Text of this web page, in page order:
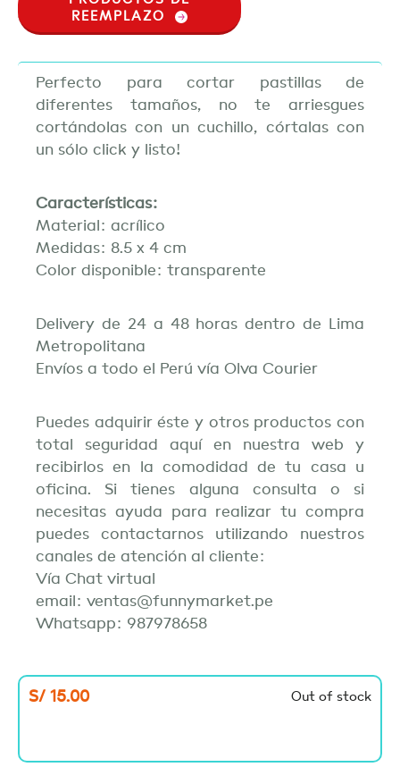
REEMPLAZO
Perfecto para cortar pastillas de
diferentes tamaños, no te arriesgues
cortándolas con un cuchillo, córtalas con
un sólo click y listo!
Características:
Material: acrílico
Medidas: 8.5 x 4 cm
Color disponible: transparente
Delivery de 24 a 48 horas dentro de Lima
Metropolitana
Envíos a todo el Perú vía Olva Courier
Puedes adquirir éste y otros productos con
total seguridad aquí en nuestra web y
recibirlos en la comodidad de tu casa u
oficina. Si tienes alguna consulta o si
necesitas ayuda para realizar tu compra
puedes contactarnos utilizando nuestros
canales de atención al cliente:
Vía Chat virtual
email: ventas@funnymarket.pe
Whatsapp: 987978658
S/ 15.00 Out of stock